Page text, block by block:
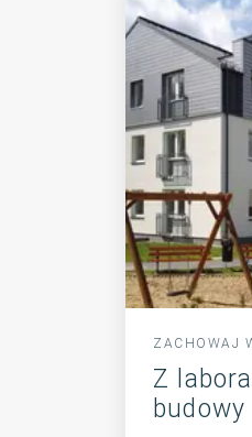
ZACHOWAJ
Z
budowy